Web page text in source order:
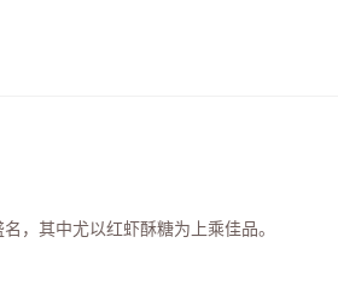
，其中尤以红虾酥糖为上乘佳品。